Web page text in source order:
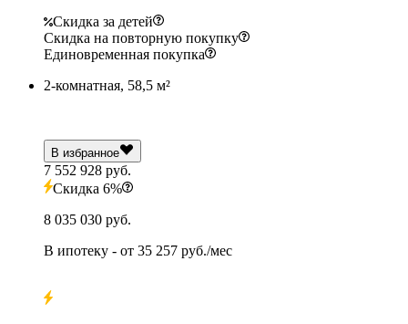
Скидка за детей
Скидка на повторную покупку
Единовременная покупка
2-комнатная, 58,5 м²
В избранное
7 552 928 руб.
Скидка 6%
8 035 030 руб.
В ипотеку - от 35 257 руб./мес